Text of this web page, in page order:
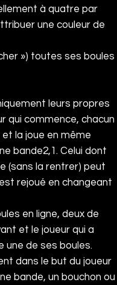
à quatre par
une couleur de
») toutes ses boules
leurs propres
qui commence, chacun
la joue en même
bande2,1 . Celui dont
(sans la rentrer) peut
rejoué en changeant
en ligne, deux de
et le joueur qui a
une de ses boules.
dans le but du joueur
bande, un bouchon ou